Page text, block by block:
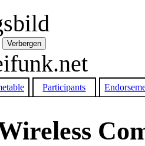
Verbergen
Participants